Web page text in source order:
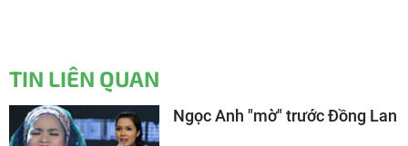
TIN LIÊN QUAN
Ngọc Anh "mờ" trước Đồng Lan